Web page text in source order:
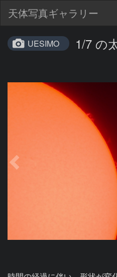
天体写真ギャラリー
UESIMO 1/7 の